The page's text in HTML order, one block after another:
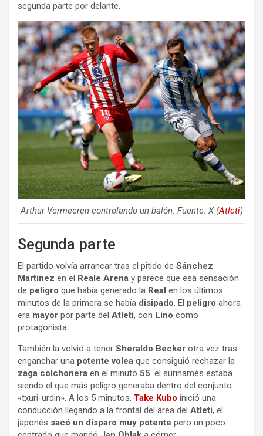
segunda parte por delante.
Arthur Vermeeren controlando un balón. Fuente: X (Atleti)
Segunda parte
El partido volvía arrancar tras el pitido de Sánchez
Martínez en el Reale Arena y parece que esa sensación
de peligro que había generado la Real en los últimos
minutos de la primera se había disipado . El peligro ahora
era mayor por parte del Atleti, con Lino como
protagonista.
También la volvió a tener Sheraldo Becker otra vez tras
enganchar una potente volea que consiguió rechazar la
zaga colchonera en el minuto 55 . el surinamés estaba
siendo el que más peligro generaba dentro del conjunto
«txuri-urdin». A los 5 minutos, Take Kubo inició una
conducción llegando a la frontal del área del Atleti, el
japonés sacó un disparo muy potente pero un poco